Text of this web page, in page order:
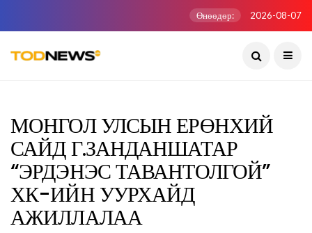
Өнөөдөр: 2026-08-07
МОНГОЛ УЛСЫН ЕРӨНХИЙ
САЙД Г.ЗАНДАНШАТАР
“ЭРДЭНЭС ТАВАНТОЛГОЙ”
ХК-ИЙН УУРХАЙД
АЖИЛЛАЛАА